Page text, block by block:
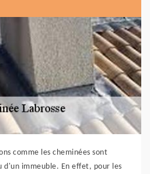
comme les cheminées sont
d'un immeuble. En effet, pour les